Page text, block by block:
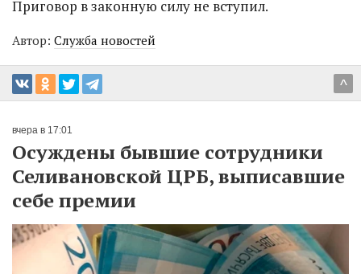
Приговор в законную силу не вступил.
Автор: Служба новостей
^
вчера в 17:01
Осуждены бывшие сотрудники
Селивановской ЦРБ, выписавшие
себе премии